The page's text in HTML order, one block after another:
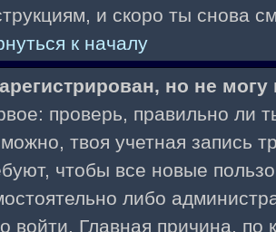
и скоро ты снова
к началу
но не могу
проверь, правильно ли
твоя учетная запись
чтобы все новые
либо
войти. Главная причина,